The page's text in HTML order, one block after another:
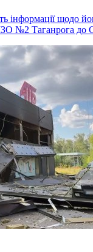
інформації щодо
№2 Таганрога